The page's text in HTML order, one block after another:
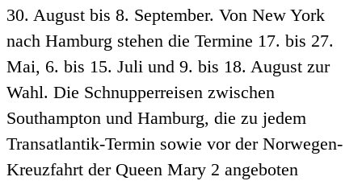
30. August bis 8. September. Von New York
nach Hamburg stehen die Termine 17. bis 27.
Mai, 6. bis 15. Juli und 9. bis 18. August zur
Wahl. Die Schnupperreisen zwischen
Southampton und Hamburg, die zu jedem
Transatlantik-Termin sowie vor der Norwegen-
Kreuzfahrt der Queen Mary 2 angeboten